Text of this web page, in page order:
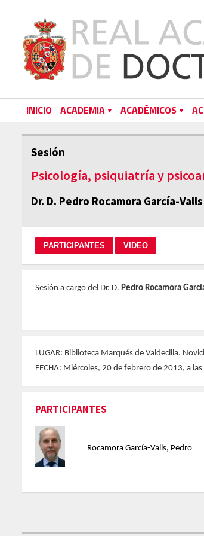
INICIO ACADEMIA ACADÉMICOS
Sesión
Psicología, psiquiatría y
Dr. D. Pedro Rocamora García-Valls
Sesión a cargo del Dr. D. Pedro Rocamora
LUGAR: Biblioteca Marqués de Valdecilla.
FECHA: Miércoles, 20 de febrero de 2013, a
PARTICIPANTES
Rocamora García-Valls, Pedro